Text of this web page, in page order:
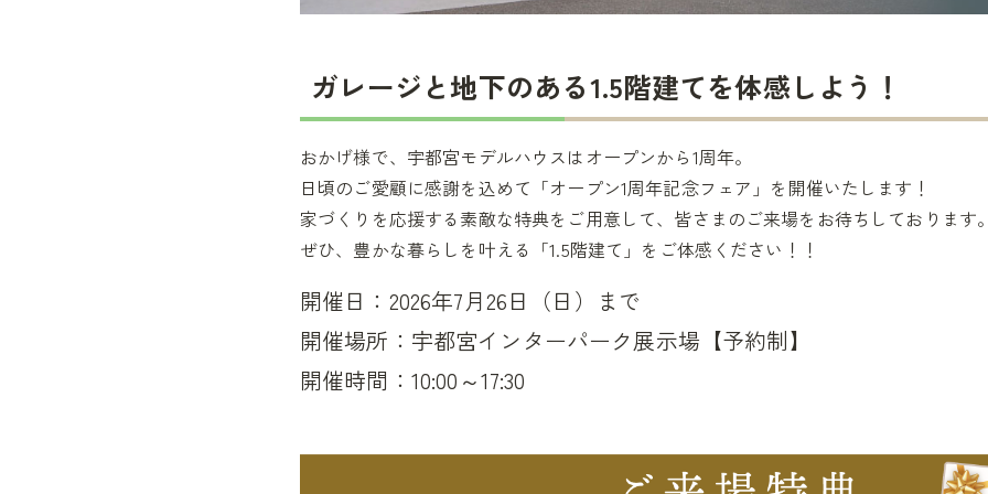
ガレージと地下のある1.5階建てを体感しよう！
おかげ様で、宇都宮モデルハウスはオープンから1周年。
日頃のご愛顧に感謝を込めて「オープン1周年記念フェア」を開催いたします！
家づくりを応援する素敵な特典をご用意して、皆さまのご来場をお待ちしております
ぜひ、豊かな暮らしを叶える「1.5階建て」をご体感ください！！
開催日：2026年7月26日（日）まで
開催場所：宇都宮インターパーク展示場【予約制】
開催時間：10:00～17:30